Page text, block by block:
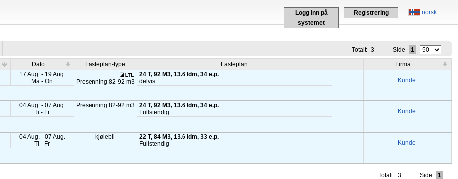
norsk
Logg inn på
systemet
Registrering
Totalt: 3 Side 1
Dato Lasteplan-type Lasteplan
Firma
17 Aug. - 19 Aug.
Ma - On
Presenning 82-92 m3
24 T, 92 M3, 13.6 ldm, 34 e.p.
delvis
Kunde
04 Aug. - 07 Aug.
Ti - Fr
Presenning 82-92 m3
24 T, 92 M3, 13.6 ldm, 34 e.p.
Fullstendig
Kunde
04 Aug. - 07 Aug.
Ti - Fr
kjølebil
22 T, 84 M3, 13.6 ldm, 33 e.p.
Fullstendig
Kunde
Totalt: 3 Side 1